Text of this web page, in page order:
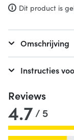
Dit product is
Omschrijving
Instructies
Reviews
4.7/ 5